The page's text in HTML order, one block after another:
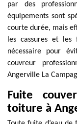
par des
équipements sont
courte durée, mais
les cassures et
nécessaire pour
couvreur
Angerville La
Fuite
toiture à